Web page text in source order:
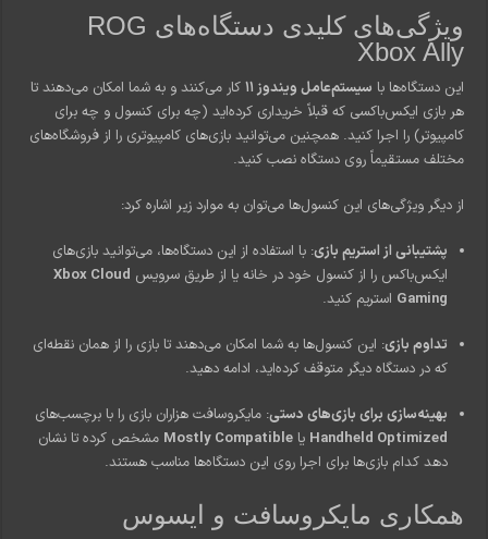
ویژگی‌های کلیدی دستگاه‌های ROG
Xbox Ally
این دستگاه‌ها با سیستم‌عامل ویندوز ۱۱
کار می‌کنند و به شما امکان می‌دهند تا
هر بازی ایکس‌باکسی که قبلاً خریداری کرده‌اید (چه برای کنسول و چه برای
کامپیوتر) را اجرا کنید. همچنین می‌توانید بازی‌های کامپیوتری را از فروشگاه‌های
مختلف مستقیماً روی دستگاه نصب کنید.
از دیگر ویژگی‌های این کنسول‌ها می‌توان به موارد زیر اشاره کرد:
پشتیبانی از استریم بازی: با استفاده از این دستگاه‌ها، می‌توانید بازی‌های
ایکس‌باکس را از کنسول خود در خانه یا از طریق سرویس Xbox Cloud
Gaming استریم کنید.
تداوم بازی: این کنسول‌ها به شما امکان می‌دهند تا بازی را از همان نقطه‌ای
که در دستگاه دیگر متوقف کرده‌اید، ادامه دهید.
بهینه‌سازی برای بازی‌های دستی: مایکروسافت هزاران بازی را با برچسب‌های
Handheld Optimized یاMostly Compatible مشخص کرده تا نشان
دهد کدام بازی‌ها برای اجرا روی این دستگاه‌ها مناسب هستند.
همکاری مایکروسافت و ایسوس